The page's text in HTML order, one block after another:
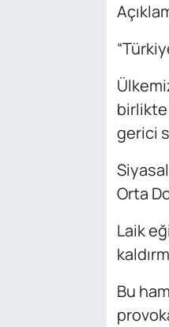
birlikte
gerici
Orta
Laik
Bu